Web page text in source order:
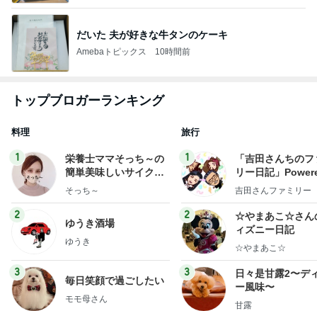
だいた 夫が好きな牛タンのケーキ
Amebaトピックス 10時間前
トップブロガーランキング
料理
1
栄養士ママそっち～の
簡単美味しいサイクル
献立
そっち～
2
ゆうき酒場
ゆうき
3
毎日笑顔で過ごしたい
モモ母さん
旅行
1
「吉田さんちの
リー日記」
y Ameba 吉田さ
ログ
吉田さんファミリー
2
☆やまあこ☆さん
ィズニー日記
☆やまあこ☆
3
日々是甘露2〜デ
ー風味〜
甘露